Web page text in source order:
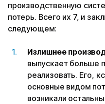
производственную
потерь. Всего их 7, и
следующем:
Излишнее
выпускает больше
реализовать. Его,
основные видом
возникали